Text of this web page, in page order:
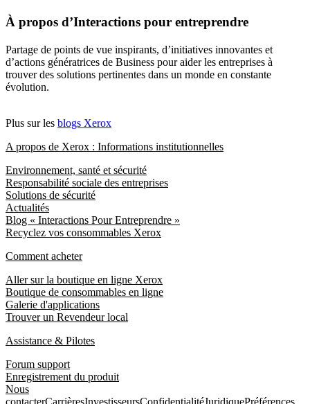
À propos d’Interactions pour entreprendre
Partage de points de vue inspirants, d’initiatives innovantes et
d’actions génératrices de Business pour aider les entreprises à
trouver des solutions pertinentes dans un monde en constante
évolution.
Plus sur les blogs Xerox
A propos de Xerox : Informations institutionnelles
Environnement, santé et sécurité
Responsabilité sociale des entreprises
Solutions de sécurité
Actualités
Blog « Interactions Pour Entreprendre »
Recyclez vos consommables Xerox
Comment acheter
Aller sur la boutique en ligne Xerox
Boutique de consommables en ligne
Galerie d'applications
Trouver un Revendeur local
Assistance & Pilotes
Forum support
Enregistrement du produit
Nous